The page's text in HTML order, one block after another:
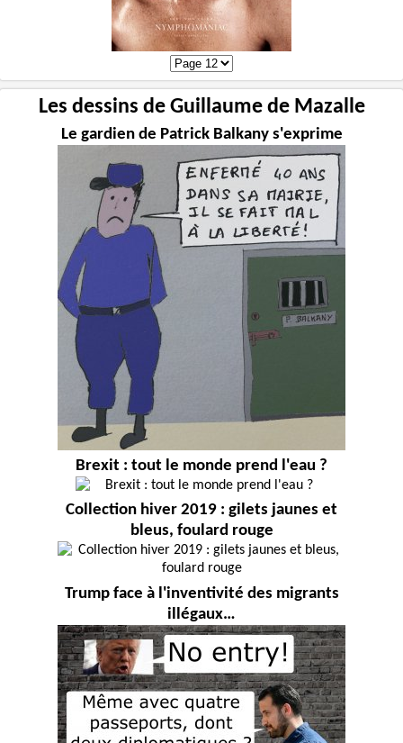
Les dessins de Guillaume de Mazalle
Le gardien de Patrick Balkany s'exprime
Brexit : tout le monde prend l'eau ?
Collection hiver 2019 : gilets jaunes et
bleus, foulard rouge
Trump face à l'inventivité des migrants
illégaux…